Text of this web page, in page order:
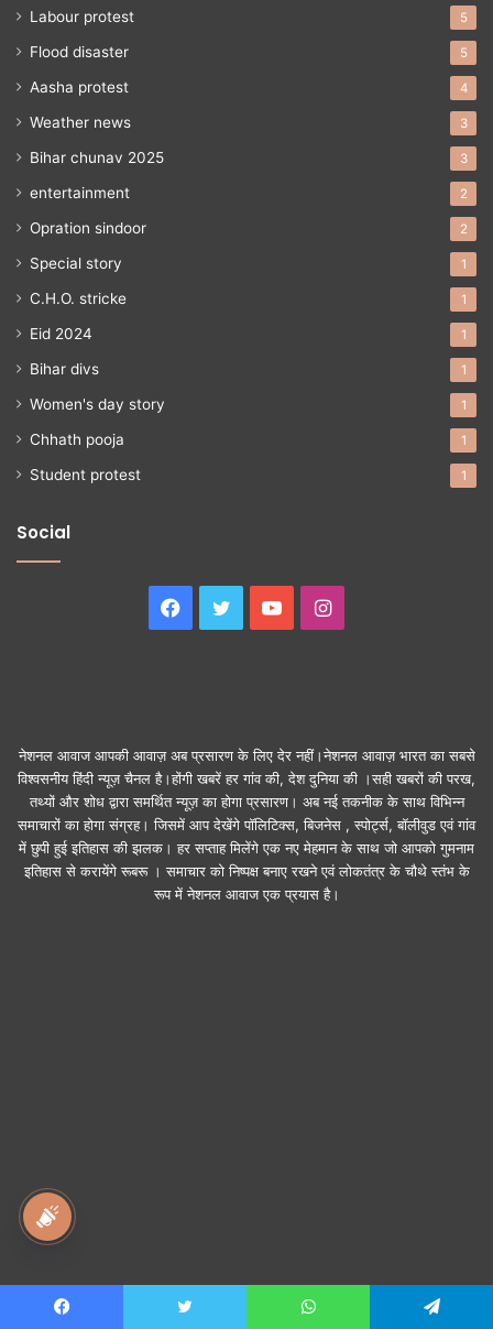
Labour protest 5
Flood disaster 5
Aasha protest 4
Weather news 3
Bihar chunav 2025 3
entertainment 2
Opration sindoor 2
Special story 1
C.H.O. stricke 1
Eid 2024 1
Bihar divs 1
Women's day story 1
Chhath pooja 1
Student protest 1
Social
Facebook
Twitter YouTubeInstagram
नेशनल आवाज आपकी आवाज़ अब प्रसारण के लिए देर नहीं।नेशनल आवाज़ भारत का सबसे
विश्वसनीय हिंदी न्यूज़ चैनल है।होंगी खबरें हर गांव की, देश दुनिया की ।सही खबरों की परख,
तथ्यों और शोध द्वारा समर्थित न्यूज़ का होगा प्रसारण। अब नई तकनीक के साथ विभिन्न
समाचारों का होगा संग्रह। जिसमें आप देखेंगे पॉलिटिक्स, बिजनेस , स्पोर्ट्स, बॉलीवुड एवं गांव
में छुपी हुई इतिहास की झलक। हर सप्ताह मिलेंगे एक नए मेहमान के साथ जो आपको गुमनाम
इतिहास से करायेंगे रूबरू । समाचार को निष्पक्ष बनाए रखने एवं लोकतंत्र के चौथे स्तंभ के
रूप में नेशनल आवाज एक प्रयास है।